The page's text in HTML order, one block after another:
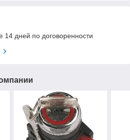
14 дней по договоренности